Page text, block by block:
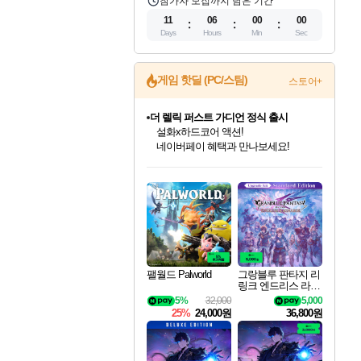
11
Days
05
Hours
59
Min
59
Sec
게임 핫딜 (PC/스팀) 스토어+
최대 90% 할인가를 만나보세요!
네이버혜택과 함께 만나보세요!
50%할인&추가 적립까지!
네이버 포인트 혜택까지!
이니&베니 혜택까지!
네이버 혜택가와 함께 예약하세요!
할인&네이버혜택으로 만나보세요!
더 렐릭 퍼스트 가디언 정식 출시
설화x하드코어 액션!
네이버페이 혜택과 만나보세요!
40주년 프로모션으로 만나보세요!
할인가에 만나보세요!
일부 에디션 상시 할인!
혜택으로 예약 판매 중
편안하게 충전하세요
팰월드 Palworld
32,000
5%
25% 24,000원
그랑블루 판타지 리
링크 엔드리스 라그
나로크 업그레이드
킷 Granblue Fantasy
Relink Endless Ragn
arok Upgrade Kit DL
C
5,000
36,800원